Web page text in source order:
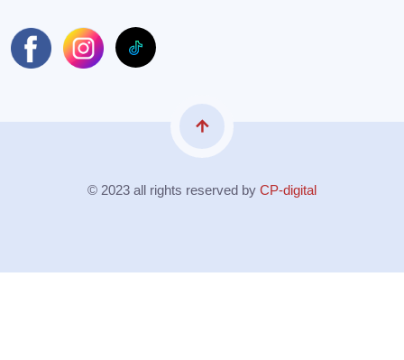
© 2023 all rights reserved by CP-digital
arrow_upward